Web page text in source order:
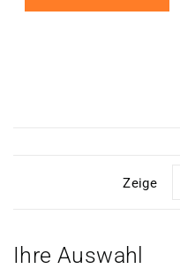
Zeige
Ihre Auswahl